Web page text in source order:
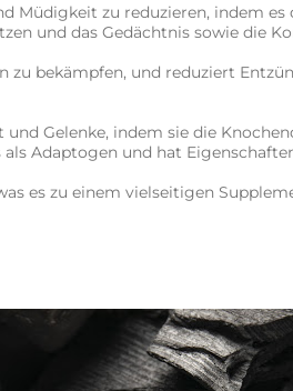
Müdigkeit zu reduzieren, indem
und das Gedächtnis sowie die
bekämpfen, und reduziert
Gelenke, indem sie die
Adaptogen und hat
es zu einem vielseitigen